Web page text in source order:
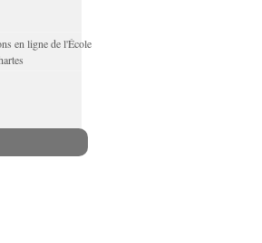
en ligne de l'École